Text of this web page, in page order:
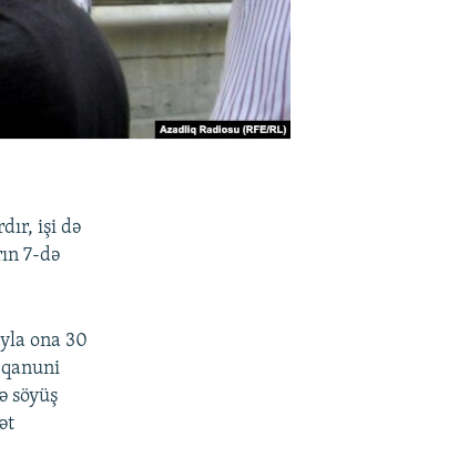
işi də
7-də
ona 30
söyüş